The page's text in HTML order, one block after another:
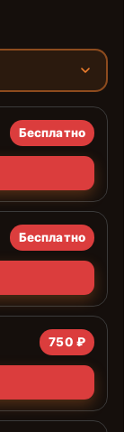
Бесплатно
Бесплатно
750 ₽